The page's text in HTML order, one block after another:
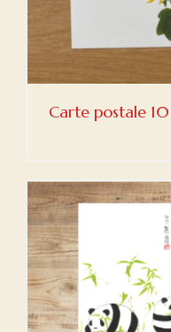
Carte postale